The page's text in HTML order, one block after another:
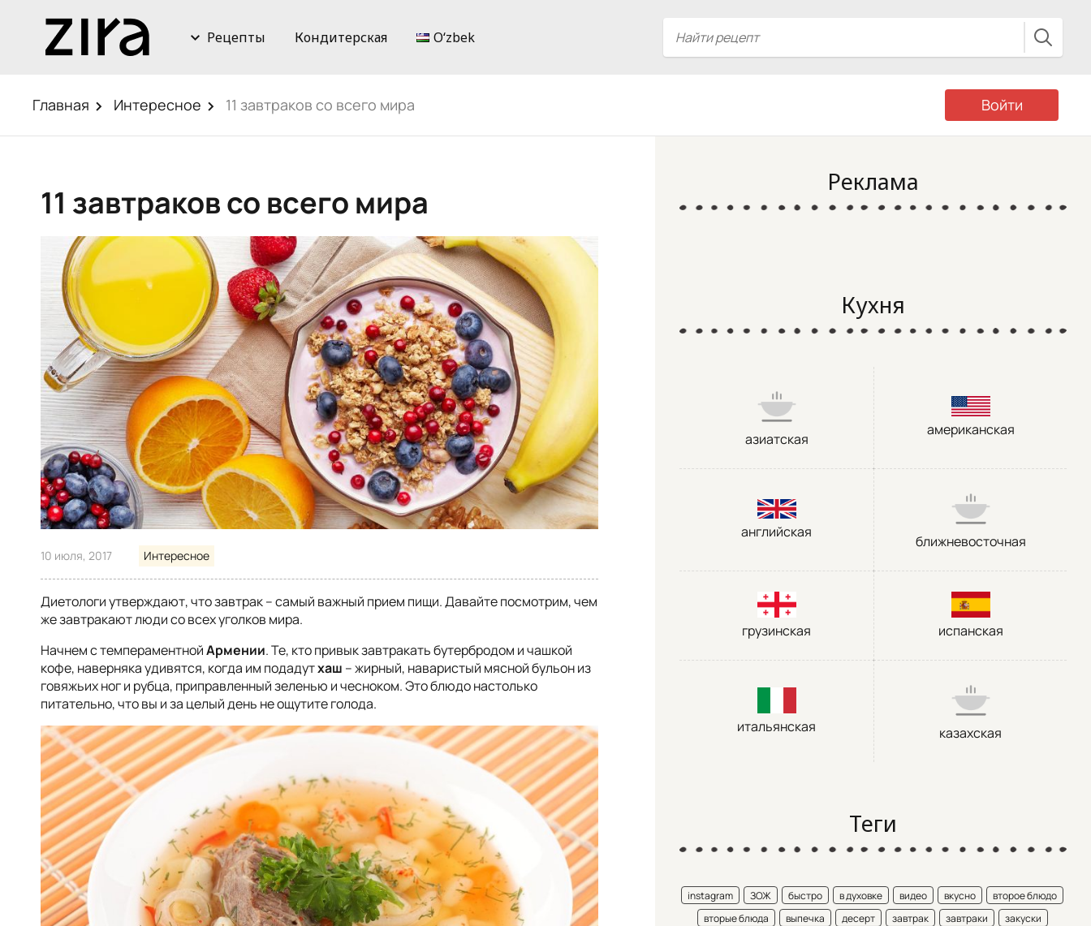
Рецепты Кондитерская Oʻzbek
Главная Интересное 11 завтраков со всего мира Войти
11 завтраков со всего мира
10 июля, 2017 Интересное
Диетологи утверждают, что завтрак – самый важный прием пищи. Давайте посмотрим, чем
же завтракают люди со всех уголков мира.
Начнем с темпераментнойАрмении. Те, кто привык завтракать бутербродом и чашкой
кофе, наверняка удивятся, когда им подадутхаш – жирный, наваристый мясной бульон из
говяжьих ног и рубца, приправленный зеленью и чесноком. Это блюдо настолько
питательно, что вы и за целый день не ощутите голода.
Реклама
Кухня
азиатская
американская
английская
ближневосточная
грузинская испанская
итальянская казахская
Теги
instagram ЗОЖ быстро в духовке видео вкусно
второе блюдо
вторые блюда
выпечка десерт завтрак завтраки
закуски